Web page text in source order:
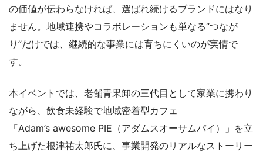
の価値が伝わらなければ、選ばれ続けるブランドにはなり
ません。地域連携やコラボレーションも単なる“つなが
り”だけでは、継続的な事業には育ちにくいのが実情で
す。
本イベントでは、老舗青果卸の三代目として家業に携わり
ながら、飲食未経験で地域密着型カフェ
「Adam’s awesome PIE（アダムスオーサムパイ）」を立
ち上げた根津祐太郎氏に、事業開発のリアルなストーリー